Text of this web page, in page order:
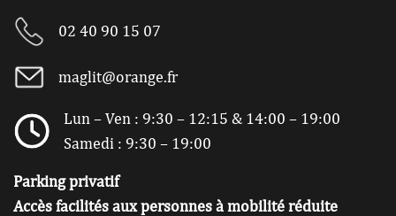
02 40 90 15 07
maglit@orange.fr
Lun – Ven : 9:30 – 12:15 & 14:00 – 19:00
Samedi : 9:30 – 19:00
Parking privatif
Accès facilités aux personnes à mobilité réduite